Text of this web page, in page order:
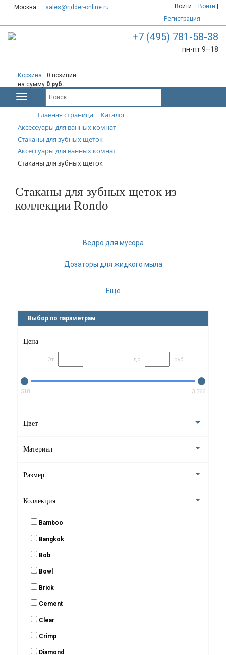
Москва sales@ridder-online.ru Войти Войти
Регистрация
+7 (495) 781-58-38
пн-пт 9–18
Корзина
0 позиций
на сумму 0 руб.
Главная страница
Каталог
Аксессуары для ванных комнат
Стаканы для зубных щеток
Аксессуары для ванных комнат
Стаканы для зубных щеток
Стаканы для зубных щеток из
коллекции Rondo
Ведро для мусора
Дозаторы для жидкого мыла
Мыльницы
Еще
Выбор по параметрам
Цена
От до руб.
518 3 366
Цвет
Материал
Размер
Коллекция
Bamboo
Bangkok
Bob
Bowl
Brick
Cement
Clear
Crimp
Diamond